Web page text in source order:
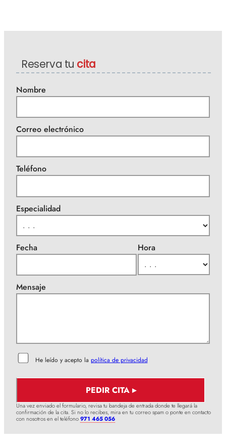
Reserva tu cita
Nombre
Correo electrónico
Teléfono
Especialidad
Fecha Hora
Mensaje
He leído y acepto la política de privacidad
Una vez enviado el formulario, revisa tu bandeja de entrada donde te llegará la
confirmación de la cita. Si no lo recibes, mira en tu correo spam o ponte en contacto
con nosotros en el teléfono971 465 056